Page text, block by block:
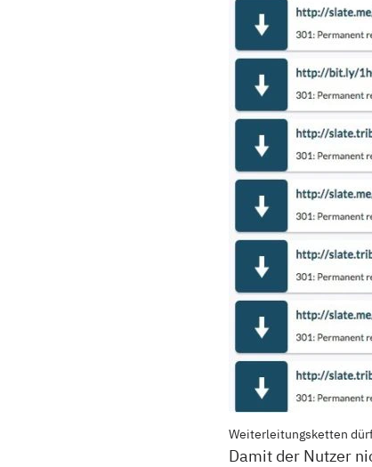
Weiterleitungsketten
Damit der Nutzer